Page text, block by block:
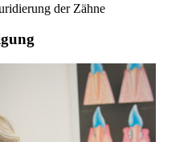
der Zähne